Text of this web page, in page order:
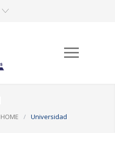
HOME / Universidad